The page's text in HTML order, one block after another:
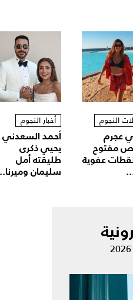
النجوم
عجرم
مفتوح
عفوية
أخبار النجوم
أحمد السعدني
يحيي ذكرى
طليقته أمل
سليمان